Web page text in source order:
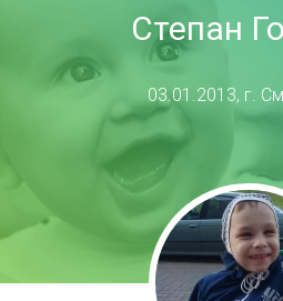
Степан
03.01.2013, г.